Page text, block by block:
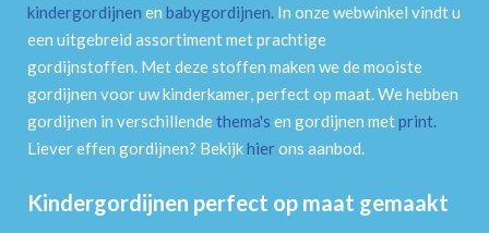
kindergordijnen en babygordijnen. In onze webwinkel vindt u
een uitgebreid assortiment met prachtige
gordijnstoffen. Met deze stoffen maken we de mooiste
gordijnen voor uw kinderkamer, perfect op maat. We hebben
gordijnen in verschillendethema's en gordijnen metprint.
Liever effen gordijnen? Bekijkhierons aanbod.
Kindergordijnen perfect op maat gemaakt